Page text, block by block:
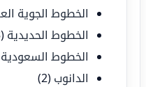
الخطوط الجوية
الخطوط الحديدية (3)
الخطوط السعودية
الدانوب (2)